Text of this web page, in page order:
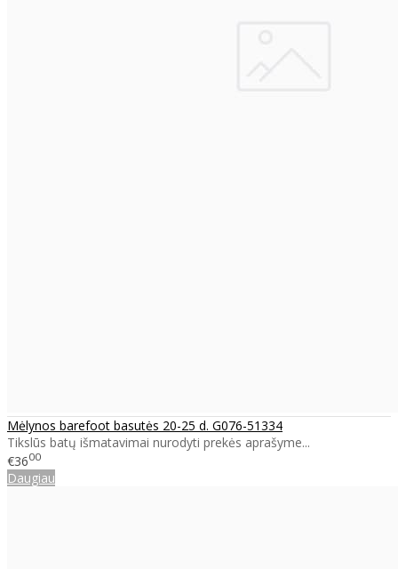
Mėlynos barefoot basutės 20-25 d. G076-51334
Tikslūs batų išmatavimai nurodyti prekės aprašyme...
€3600
Daugiau